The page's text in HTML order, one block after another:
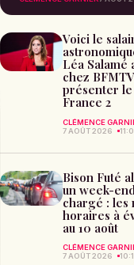
Voici le
Léa Salamé
chez
présenter le
France 2
CLÉMENCE
7 AOÛT 2026
Bison Futé
un week-
chargé : les
horaires à
au 10 août
CLÉMENCE
7 AOÛT 2026